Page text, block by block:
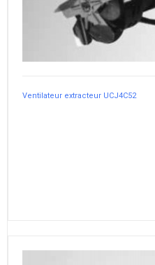
Ventilateur extracteur UCJ4C52